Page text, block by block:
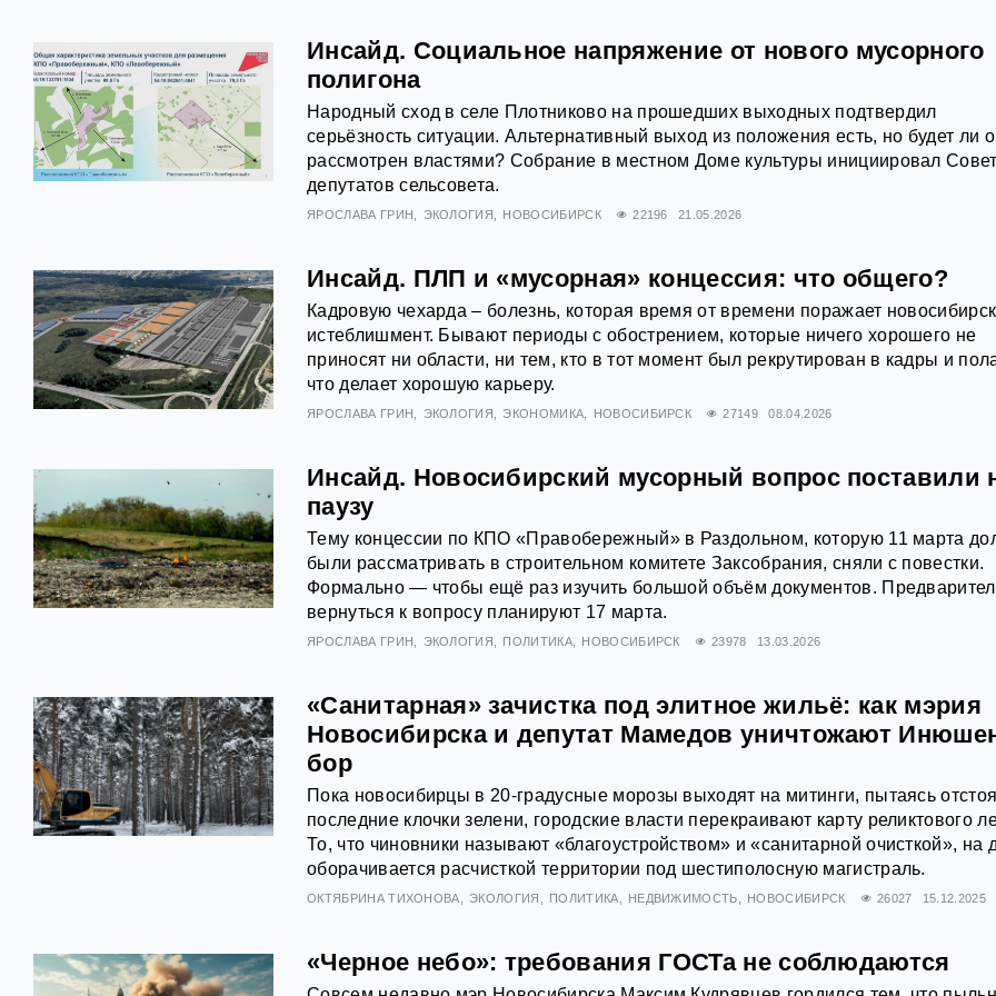
Инсайд. Социальное напряжение от нового мусорного
полигона
Народный сход в селе Плотниково на прошедших выходных подтвердил
серьёзность ситуации. Альтернативный выход из положения есть, но будет ли
рассмотрен властями? Собрание в местном Доме культуры инициировал Совет
депутатов сельсовета.
ЯРОСЛАВА ГРИН ЭКОЛОГИЯ НОВОСИБИРСК 22196 21.05.2026
Инсайд. ПЛП и «мусорная» концессия: что общего?
Кадровую чехарда – болезнь, которая время от времени поражает
истеблишмент. Бывают периоды с обострением, которые ничего хорошего не
приносят ни области, ни тем, кто в тот момент был рекрутирован в кадры и
что делает хорошую карьеру.
ЯРОСЛАВА ГРИН ЭКОЛОГИЯ ЭКОНОМИКА НОВОСИБИРСК 27149 08.04.2026
Инсайд. Новосибирский мусорный вопрос поставили
паузу
Тему концессии по КПО «Правобережный» в Раздольном, которую 11 марта
были рассматривать в строительном комитете Заксобрания, сняли с повестки.
Формально — чтобы ещё раз изучить большой объём документов.
вернуться к вопросу планируют 17 марта.
ЯРОСЛАВА ГРИН ЭКОЛОГИЯ ПОЛИТИКА НОВОСИБИРСК 23978 13.03.2026
«Санитарная» зачистка под элитное жильё: как мэрия
Новосибирска и депутат Мамедов уничтожают
бор
Пока новосибирцы в 20-градусные морозы выходят на митинги, пытаясь
последние клочки зелени, городские власти перекраивают карту реликтового
То, что чиновники называют «благоустройством» и «санитарной очисткой», на
оборачивается расчисткой территории под шестиполосную магистраль.
ОКТЯБРИНА ТИХОНОВА ЭКОЛОГИЯ ПОЛИТИКА НЕДВИЖИМОСТЬ НОВОСИБИРСК 26027 15.12.2025
«Черное небо»: требования ГОСТа не соблюдаются